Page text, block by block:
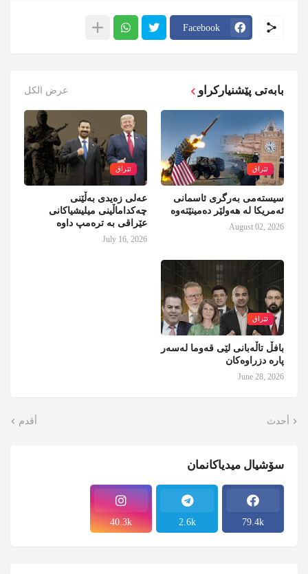
Facebook
بابەتی پێشنیارکراو عرض الكل
ئێراق
سیستەمی بەرگری ئاسمانی
ئەمریکا لە هەولێر دەمینێتەوە
August 02, 2026
ئێراق
عەلی زەیدی بەڵێنی
چەکداماڵینی میلیشیاکانی
عێراقی بە ترەمپ داوە
July 16, 2026
ئێراق
بافڵ تاڵەبانی لێی قەوما لەسەر
پارە دزراوەکان
June 28, 2026
أحدث أقدم
سۆشیال میدیاکانمان
79.4k
2.6k
40.3k